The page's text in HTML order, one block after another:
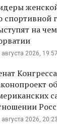
спортивной
на
августа 2026, 19:57
августа 2026, 20:23